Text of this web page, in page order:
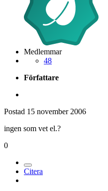
Medlemmar
48
Författare
Postad 15 november 2006
ingen som vet el.?
0
Citera